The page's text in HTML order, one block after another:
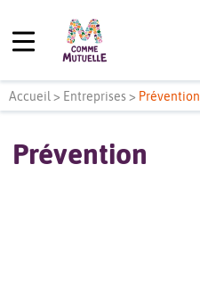
Accueil > Entreprises> Prévention
Prévention